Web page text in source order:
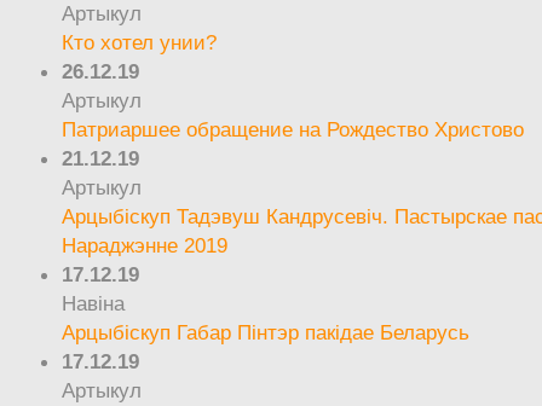
Артыкул
Кто хотел унии?
26.12.19
Артыкул
Патриаршее обращение на Рождество Христово
21.12.19
Артыкул
Арцыбіскуп Тадэвуш Кандрусевіч. Пастырскае
Нараджэнне 2019
17.12.19
Навіна
Арцыбіскуп Габар Пінтэр пакідае Беларусь
17.12.19
Артыкул